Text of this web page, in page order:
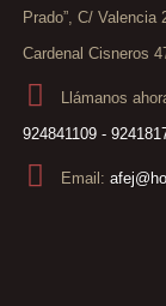
Prado”, C/
Cardenal Cisneros
Llámanos
924841109 -
Email: